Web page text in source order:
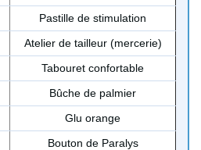
Pastille de stimulation
Atelier de tailleur (mercerie)
Tabouret confortable
Bûche de palmier
Glu orange
Bouton de Paralys